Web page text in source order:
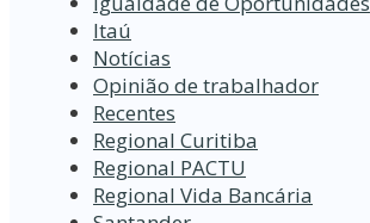
Itaú
Notícias
Opinião de trabalhador
Recentes
Regional Curitiba
Regional PACTU
Regional Vida Bancária